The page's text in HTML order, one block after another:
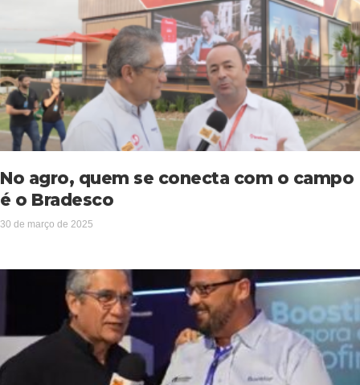
No agro, quem se conecta com o campo
é o Bradesco
30 de março de 2025